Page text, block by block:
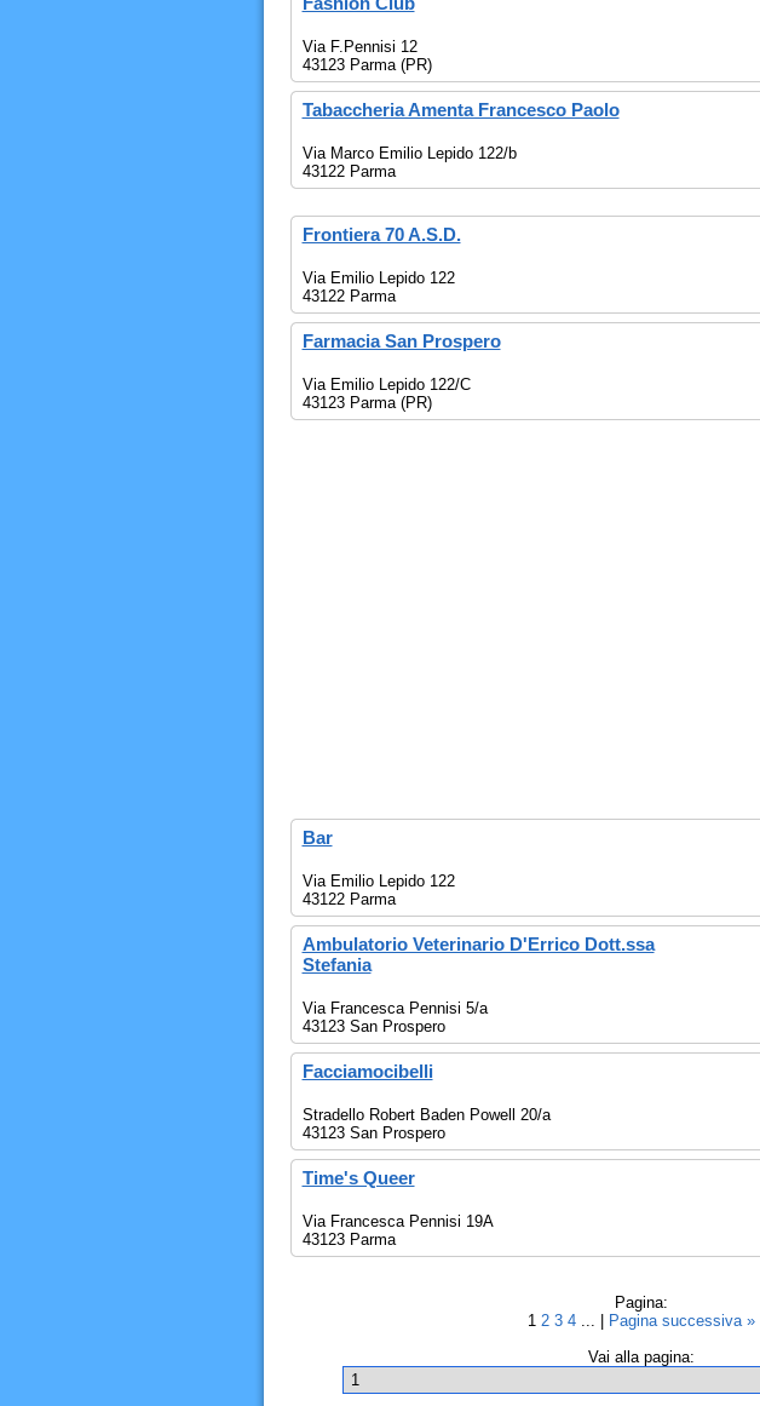
Via F.Pennisi 12
43123 Parma (PR)
Tabaccheria Amenta Francesco Paolo
Via Marco Emilio Lepido 122/b
43122 Parma
Frontiera 70 A.S.D.
Via Emilio Lepido 122
43122 Parma
Farmacia San Prospero
Via Emilio Lepido 122/C
43123 Parma (PR)
Bar
Via Emilio Lepido 122
43122 Parma
Ambulatorio Veterinario D'Errico Dott.ssa
Stefania
Via Francesca Pennisi 5/a
43123 San Prospero
Facciamocibelli
Stradello Robert Baden Powell 20/a
43123 San Prospero
Time's Queer
Via Francesca Pennisi 19A
43123 Parma
Pagina:
1 2 3 4 ... |
Pagina successiva »
Vai alla pagina: